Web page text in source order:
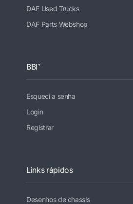
DAF Used Trucks
DAF Parts Webshop
BBI⁺
Esqueci a senha
Login
Registrar
Links rápidos
Desenhos de chassis